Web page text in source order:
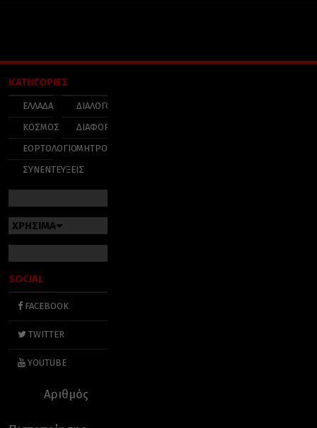
ΚΑΤΗΓΟΡΙΕΣ
ΕΛΛΑΔΑ
ΚΟΣΜΟΣ
ΕΟΡΤΟΛΟΓΙΟ
ΣΥΝΕΝΤΕΥΞΕΙΣ
ΔΙΑΛΟΓΟΣ
ΔΙΑΦΟΡΑ
ΜΗΤΡΟΠΟΛΕΙΣ
ΧΡΗΣΙΜΑ
SOCIAL
FACEBOOK
TWITTER
YOUTUBE
Αριθμός